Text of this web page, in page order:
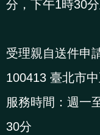
瀆
交
位
置
圖
分，下午1時30
受理親自送件申
100413 臺北市
服務時間：週一
30分